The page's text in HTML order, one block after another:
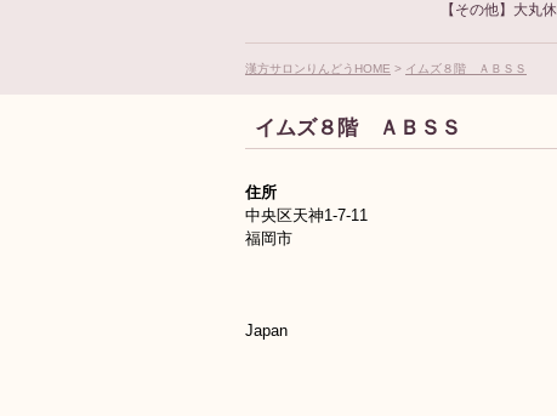
【その他】大丸
漢方サロンりんどうHOME イムズ８階 ＡＢＳＳ
イムズ８階 ＡＢＳＳ
住所
中央区天神1-7-11
福岡市
Japan